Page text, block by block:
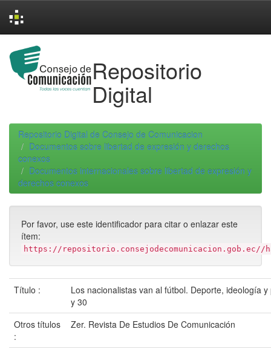
navigation
Repositorio
Digital
Repositorio Digital de Consejo de Comunicacion
Documentos sobre libertad de expresión y derechos
conexos
Documentos internacionales sobre libertad de expresión y
derechos conexos
Por favor, use este identificador para citar o enlazar este
ítem:
https://repositorio.consejodecomunicacion.gob.ec//
Título :
Los nacionalistas van al fútbol. Deporte, ideología
y 30
Otros títulos
:
Zer. Revista De Estudios De Comunicación